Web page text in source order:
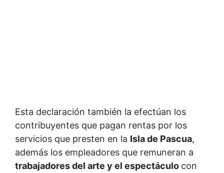
Esta declaración también la efectúan los
contribuyentes que pagan rentas por los
servicios que presten en la Isla de Pascua,
además los empleadores que remuneran a
trabajadores del arte y el espectáculo con